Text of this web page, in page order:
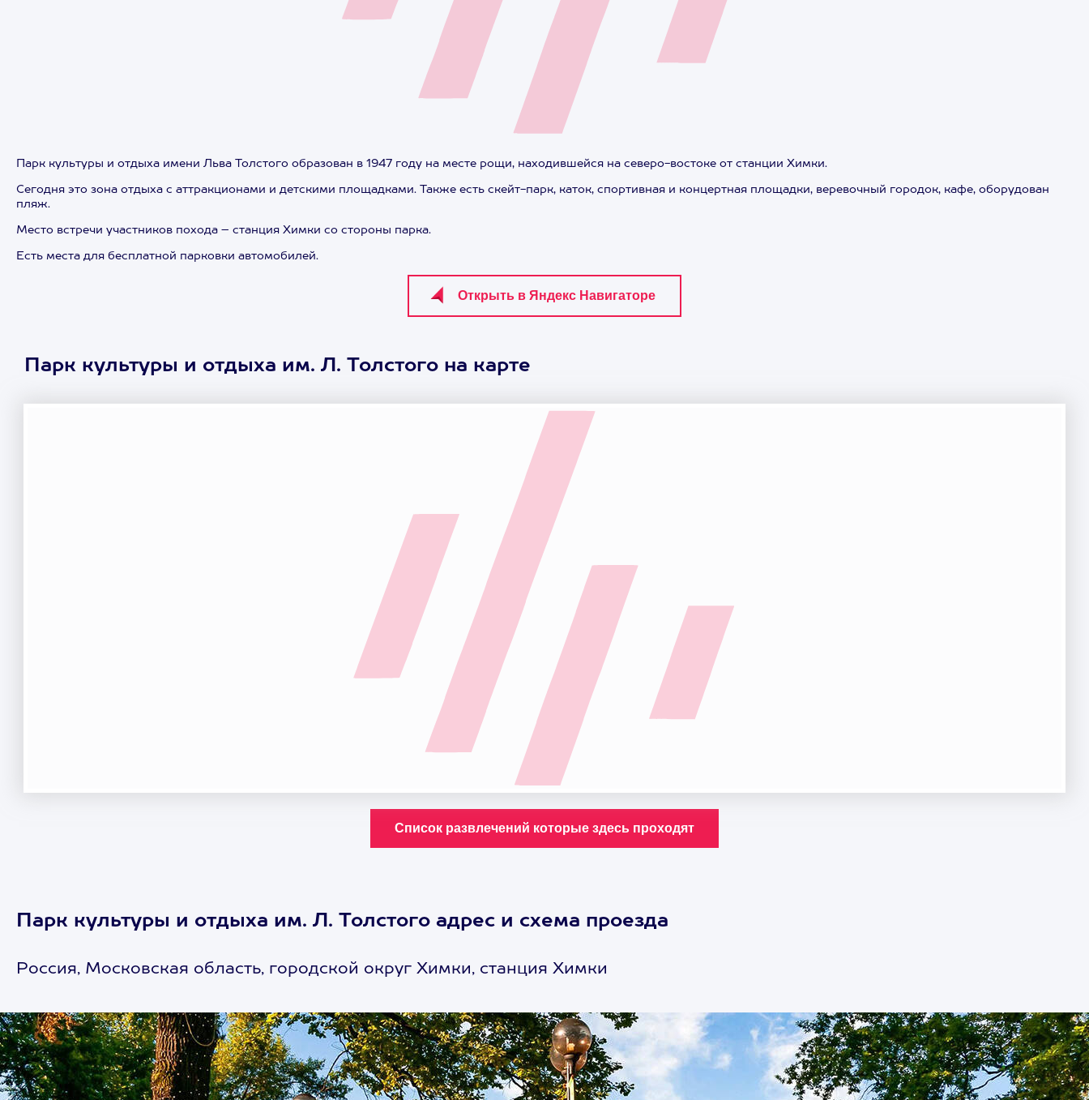
Парк культуры и отдыха имени Льва Толстого образован в 1947 году на месте рощи, находившейся на северо-востоке от станции Химки.
Сегодня это зона отдыха с аттракционами и детскими площадками. Также есть скейт-парк, каток, спортивная и концертная площадки, веревочный городок, кафе, оборудован
пляж.
Место встречи участников похода – станция Химки со стороны парка.
Есть места для бесплатной парковки автомобилей.
Парк культуры и отдыха им. Л. Толстого на карте
Парк культуры и отдыха им. Л. Толстого адрес и схема проезда
Россия, Московская область, городской округ Химки, станция Химки